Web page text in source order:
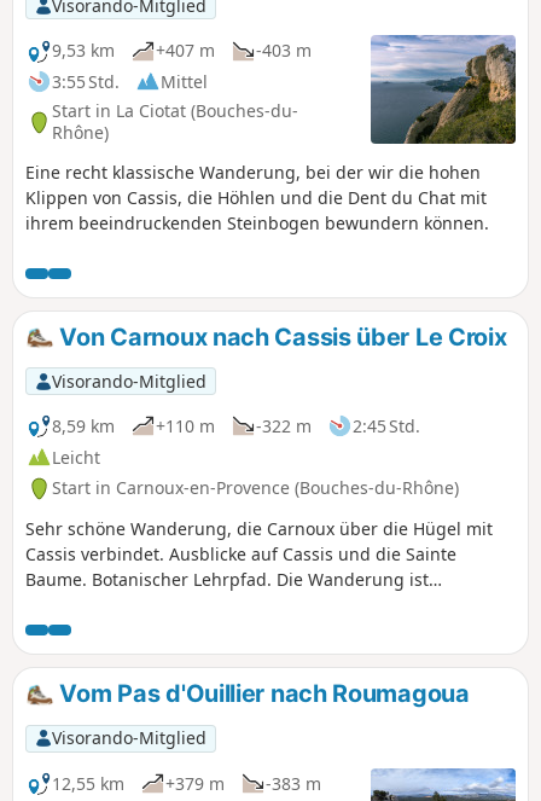
Visorando-Mitglied
9,53 km
+407 m
-403 m
3:55 Std.
Mittel
Start in La Ciotat (Bouches-du-
Rhône)
Eine recht klassische Wanderung, bei der wir die hohen
Klippen von Cassis, die Höhlen und die Dent du Chat mit
ihrem beeindruckenden Steinbogen bewundern können.
Von Carnoux nach Cassis über Le Croix
Visorando-Mitglied
8,59 km
+110 m -322 m
2:45 Std.
Leicht
Start in Carnoux-en-Provence (Bouches-du-Rhône)
Sehr schöne Wanderung, die Carnoux über die Hügel mit
Cassis verbindet. Ausblicke auf Cassis und die Sainte
Baume. Botanischer Lehrpfad. Die Wanderung ist
Vom Pas d'Ouillier nach Roumagoua
Visorando-Mitglied
12,55 km
+379 m
-383 m